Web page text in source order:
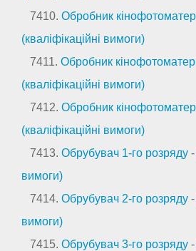
7410. Обробник
(кваліфікаційні вимоги)
7411. Обробник
(кваліфікаційні вимоги)
7412. Обробник
(кваліфікаційні вимоги)
7413. Обрубувач 1-го розряду -
вимоги)
7414. Обрубувач 2-го розряду -
вимоги)
7415. Обрубувач 3-го розряду -